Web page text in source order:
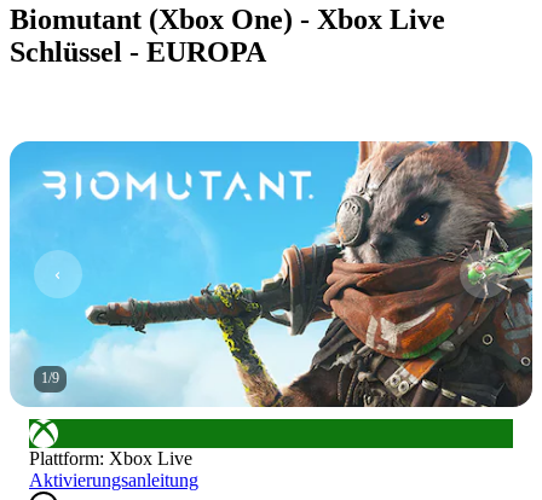
Biomutant (Xbox One) - Xbox Live
Schlüssel - EUROPA
1/9
Plattform: Xbox Live
Aktivierungsanleitung